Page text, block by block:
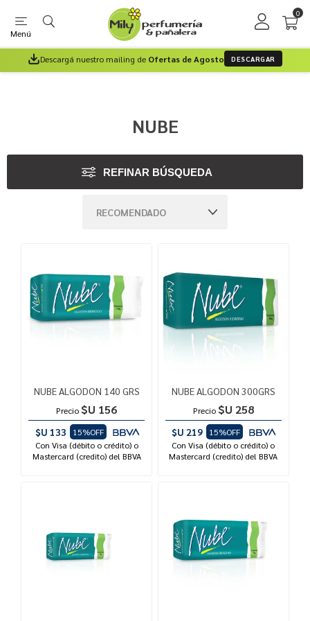
Menú
0
Descargá nuestro mailing de Ofertas de Agosto DESCARGAR
NUBE
REFINAR BÚSQUEDA
NUBE ALGODON 140 GRS
Precio $U 156
$U 133
15%OFF
Con Visa (débito o crédito) o
Mastercard (credito) del BBVA
NUBE ALGODON 300GRS
Precio $U 258
$U 219
15%OFF
Con Visa (débito o crédito) o
Mastercard (credito) del BBVA